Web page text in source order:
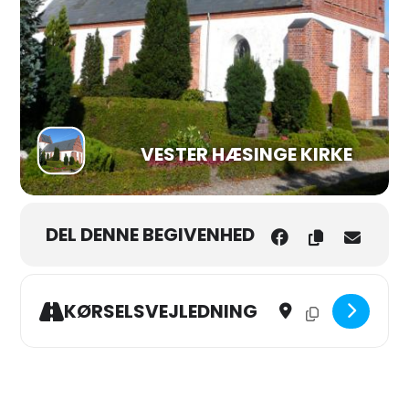
VESTER HÆSINGE KIRKE
DEL DENNE BEGIVENHED
KØRSELSVEJLEDNING Address - Skærtorsdag i
Destination